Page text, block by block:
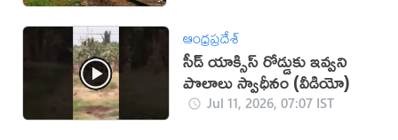
ఆంధ్రప్రదేశ్
సీడ్ యాక్సిస్ రోడ్డుకు ఇవ్వని
పొలాలు స్వాధీనం (వీడియో)
Jul 11, 2026, 07:07 IST